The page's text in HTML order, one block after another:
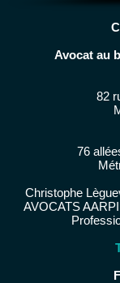
Avocat au
82
76
Christophe
AVOCATS